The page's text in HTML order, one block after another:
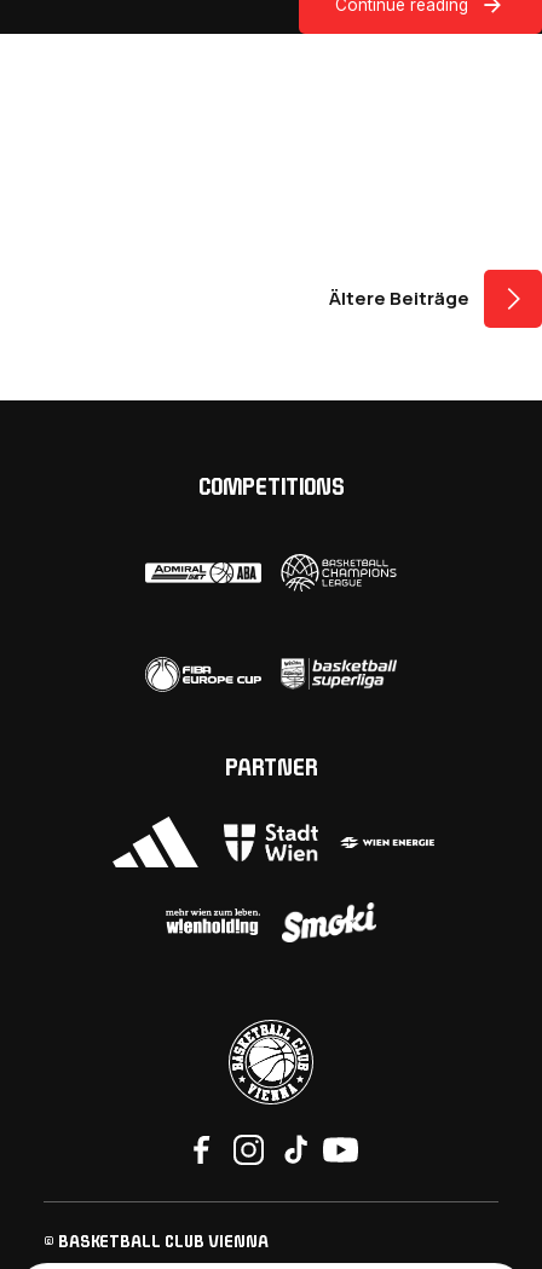
Continue reading
Ältere Beiträge
COMPETITIONS
PARTNER
© BASKETBALL CLUB VIENNA